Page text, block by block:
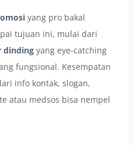
yang pro bakal
tujuan ini, mulai dari
dinding yang eye-catching
fungsional. Kesempatan
info kontak, slogan,
atau medsos bisa nempel